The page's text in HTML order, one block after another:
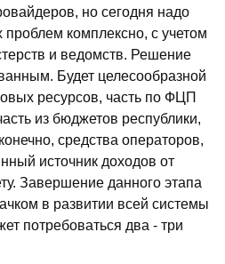
но сегодня надо
комплексно, с учетом
и ведомств. Решение
Будет целесообразной
ресурсов, часть по ФЦП
из бюджетов республики,
средства операторов,
источник доходов от
Завершение данного этапа
в развитии всей системы
потребоваться два - три